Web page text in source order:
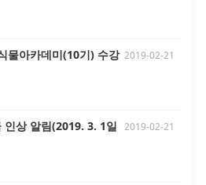
이 운영됩니다.1.
는 개인정보를 취
정보를 보호하기
해 바랍니다.문의
내부 행사로 인
라원' 휴관을 안
하시기 바라며, 많
물아카데미(10기) 수강 2019-02-21
인상 알림(2019. 3. 1일
2019-02-21